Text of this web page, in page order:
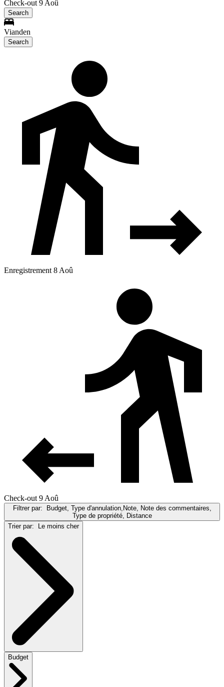
Check-out 9 Aoû
Search
Vianden
Search
Enregistrement 8 Aoû
Check-out 9 Aoû
Filtrer par:
Budget, Type d'annulation,Note, Note des commentaires,
Type de propriété, Distance
Trier par:
Le moins cher
Budget